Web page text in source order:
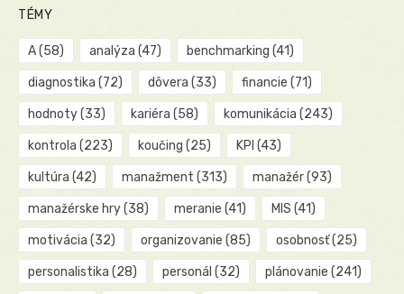
TÉMY
A(58) analýza (47) benchmarking (41)
diagnostika (72) dôvera (33) financie (71)
hodnoty(33) kariéra (58) komunikácia (243)
kontrola (223) koučing (25) KPI (43)
kultúra (42) manažment (313) manažér(93)
manažérske hry(38) meranie (41) MIS (41)
motivácia (32) organizovanie (85) osobnosť(25)
personalistika (28) personál (32) plánovanie (241)